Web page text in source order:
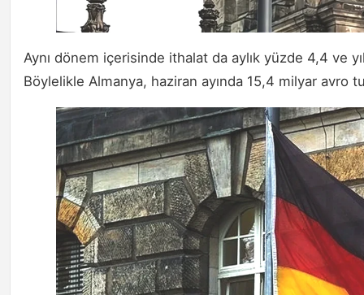
Aynı dönem içerisinde ithalat da aylık yüzde 4,4 ve
Böylelikle Almanya, haziran ayında 15,4 milyar avro